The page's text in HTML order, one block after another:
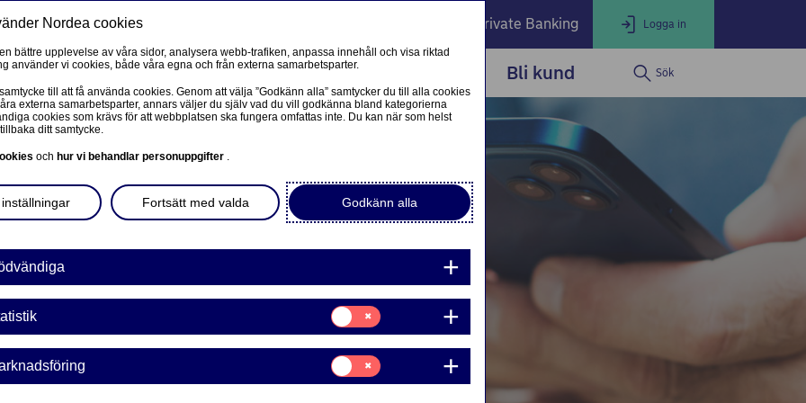
Private Banking Logga in
LOGGA IN
Logga in i nätbanken
Nordea Business
FÖRETAG
Corporate Netbank
Nordea Corporate
Våra sidor – kundinformation
Företagets Dokument/Signera digitalt
GiroLink
Nordea Bokföring
Ditt liv Våra tjänster Bli kund Sök
i appen och
slipper papperspost och
när.
Nordea cookies
bättre upplevelse av våra sidor, analysera webb-trafiken, anpassa innehåll och visa riktad
använder vi cookies, både våra egna och från externa samarbetsparter.
till att få använda cookies. Genom att välja ”Godkänn alla” samtycker du till alla cookies
externa samarbetsparter, annars väljer du själv vad du vill godkänna bland kategorierna
cookies som krävs för att webbplatsen ska fungera omfattas inte. Du kan när som helst
ditt samtycke.
och hur vi behandlar personuppgifter .
Godkänn alla
Fortsätt med valda
Samtycke
för:
Statistik
Samtycke
för:
Marknadsföring